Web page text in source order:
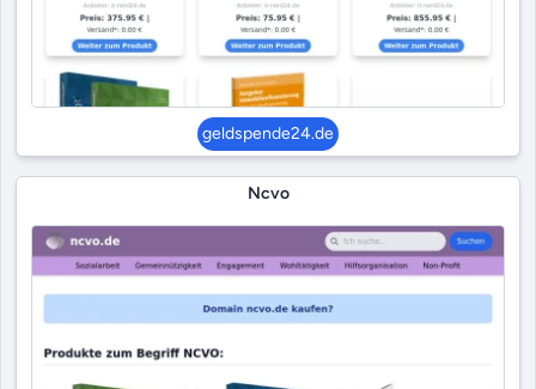
geldspende24.de
Ncvo